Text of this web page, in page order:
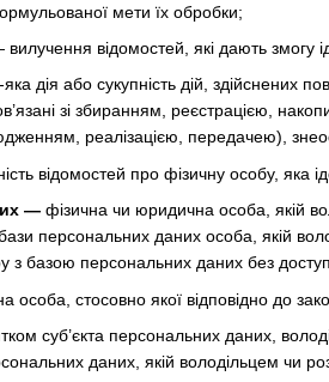
мети їх обробки;
відомостей, які дають змогу
дія або сукупність дій, здійснених
зі збиранням, реєстрацією,
реалізацією, передачею),
відомостей про фізичну особу,
— фізична чи юридична особа, якій
персональних даних особа, якій
з базою персональних даних без
особа, стосовно якої відповідно до
суб’єкта персональних даних,
даних, якій володільцем чи